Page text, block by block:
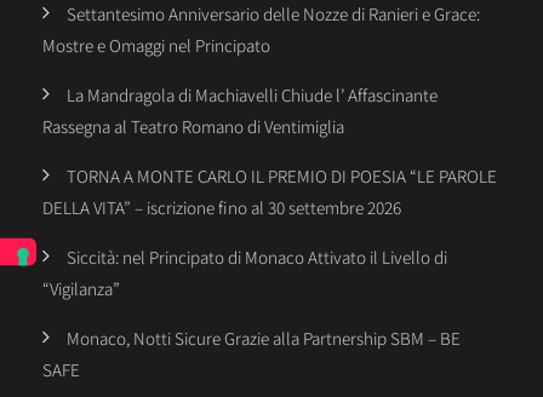
Settantesimo Anniversario delle Nozze di Ranieri e Grace:
Mostre e Omaggi nel Principato
La Mandragola di Machiavelli Chiude l’ Affascinante
Rassegna al Teatro Romano di Ventimiglia
TORNA A MONTE CARLO IL PREMIO DI POESIA “LE PAROLE
DELLA VITA” – iscrizione fino al 30 settembre 2026
Siccità: nel Principato di Monaco Attivato il Livello di
“Vigilanza”
Monaco, Notti Sicure Grazie alla Partnership SBM – BE
SAFE